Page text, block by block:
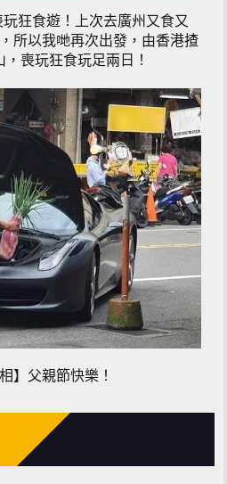
玩狂食遊！上次去廣州又食又
所以我哋再次出發，由香港揸
喪玩狂食玩足兩日！
】父親節快樂！